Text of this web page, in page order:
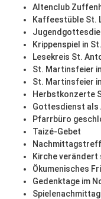
Altenclub
Kaffeestüble St.
Krippenspiel in
Lesekreis St.
St. Martinsfeier
St. Martinsfeier
Herbstkonzerte
Gottesdienst als
Pfarrbüro
Taizé-Gebet
Kirche verändert
Ökumenisches
Gedenktage im
Spielenachmittag